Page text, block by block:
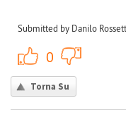
Submitted by Danilo
0
Torna Su